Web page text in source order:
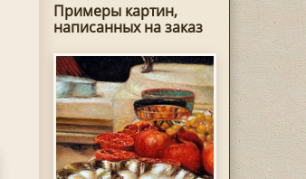
Примеры картин,
написанных на заказ